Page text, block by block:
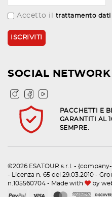
Accetto il trattamento dati
SOCIAL NETWORK
PACCHETTI E
GARANTITI AL
SEMPRE.
©2026 ESATOUR s.r.l. -
- Licenza n. 65 del 29.03.2010 -
n.105560704 - Made with
by